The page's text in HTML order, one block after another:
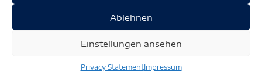
Ablehnen
Einstellungen ansehen
Privacy StatementImpressum